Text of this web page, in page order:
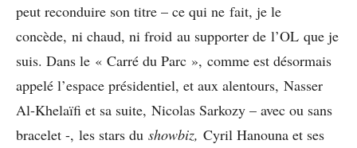
peut reconduire son titre – ce qui ne fait, je le
concède, ni chaud, ni froid au supporter de l’OL que je
suis. Dans le « Carré du Parc », comme est désormais
appelé l’espace présidentiel, et aux alentours, Nasser
Al-Khelaïfi et sa suite, Nicolas Sarkozy – avec ou sans
bracelet -, les stars du showbiz, Cyril Hanouna et ses